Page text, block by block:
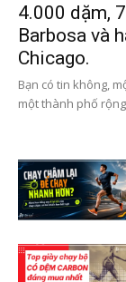
4.000 dặm,
Barbosa và
Chicago.
Bạn có tin không,
một thành phố